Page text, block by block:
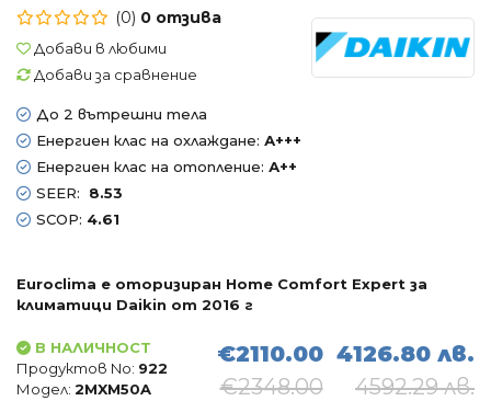
ГРИЖА ЗА ВЪЗДУХА
Въздухопречистватели
Влагоуловители
АКСЕСОАРИ
(0) 0 отзива
Добави в любими
Добави за сравнение
До 2 вътрешни тела
Енергиен клас на охлаждане: А+++
Енергиен клас на отопление: А++
SEER: 8.53
SCOP: 4.61
Euroclima е оторизиран Home Comfort Expert за
климатици Daikin от 2016 г
В НАЛИЧНОСТ
Продуктов No: 922
Модел: 2MXM50A
€2110.00
€2348.00
4126.80 лв.
4592.29 лв.